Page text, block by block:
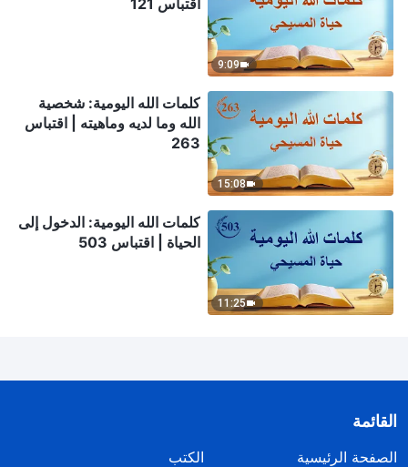
9:09
اقتباس 121
15:08
كلمات الله اليومية: شخصية
الله وما لديه وماهيته | اقتباس
263
11:25
كلمات الله اليومية: الدخول إلى
الحياة | اقتباس 503
القائمة
الصفحة الرئيسية
الكتب